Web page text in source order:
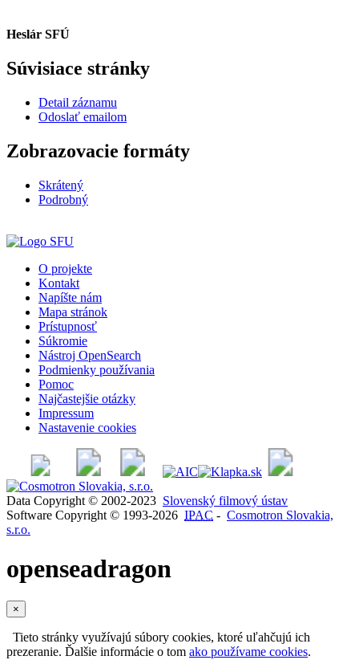
Heslár SFÚ
Súvisiace stránky
Detail záznamu
Odoslať emailom
Zobrazovacie formáty
Skrátený
Podrobný
O projekte
Kontakt
Napíšte nám
Mapa stránok
Prístupnosť
Súkromie
Nástroj OpenSearch
Podmienky používania
Pomoc
Najčastejšie otázky
Impressum
Nastavenie cookies
Data Copyright © 2002-2023 Slovenský filmový ústav
Software Copyright © 1993-2026 IPAC - Cosmotron Slovakia,
s.r.o.
openseadragon
×
Tieto stránky využívajú súbory cookies, ktoré uľahčujú ich
prezeranie. Ďalšie informácie o tom ako používame cookies.